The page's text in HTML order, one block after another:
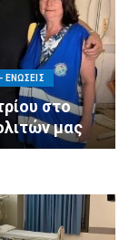
Ευγενία
βουνά της
η